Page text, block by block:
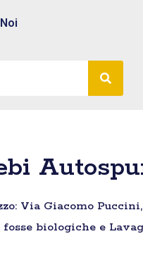
Via Giacomo
fosse biologiche e